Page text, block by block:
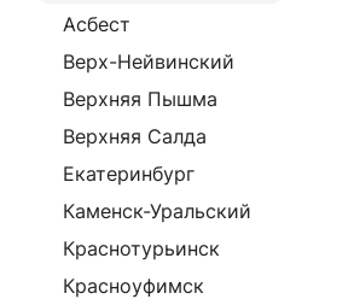
Асбест
Верх-Нейвинский
Верхняя Пышма
Верхняя Салда
Екатеринбург
Каменск-Уральский
Краснотурьинск
Красноуфимск